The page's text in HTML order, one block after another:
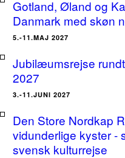
Gotland, Øland og
Danmark med skøn
5.-11.MAJ 2027
Jubilæumsrejse
2027
3.-11.JUNI 2027
Den Store Nordkap
vidunderlige kyster -
svensk kulturrejse